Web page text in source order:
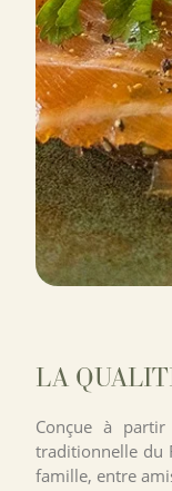
LA
Conçue à
traditionnelle du
famille, entre